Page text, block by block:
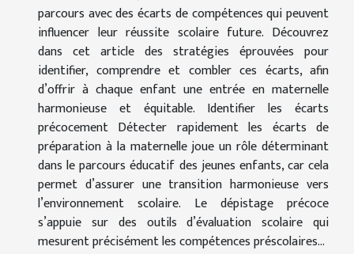
parcours avec des écarts de compétences qui peuvent
influencer leur réussite scolaire future. Découvrez
dans cet article des stratégies éprouvées pour
identifier, comprendre et combler ces écarts, afin
d’offrir à chaque enfant une entrée en maternelle
harmonieuse et équitable. Identifier les écarts
précocement Détecter rapidement les écarts de
préparation à la maternelle joue un rôle déterminant
dans le parcours éducatif des jeunes enfants, car cela
permet d’assurer une transition harmonieuse vers
l’environnement scolaire. Le dépistage précoce
s’appuie sur des outils d’évaluation scolaire qui
mesurent précisément les compétences préscolaires...